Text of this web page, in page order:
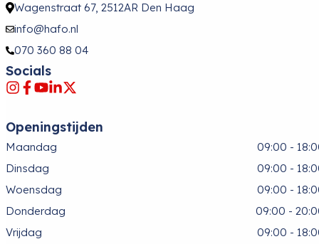
Wagenstraat 67, 2512AR Den Haag
info@hafo.nl
070 360 88 04
Socials
Openingstijden
Maandag
09:00 -
Dinsdag
09:00 -
Woensdag
09:00 -
Donderdag
09:00 -
Vrijdag
09:00 -